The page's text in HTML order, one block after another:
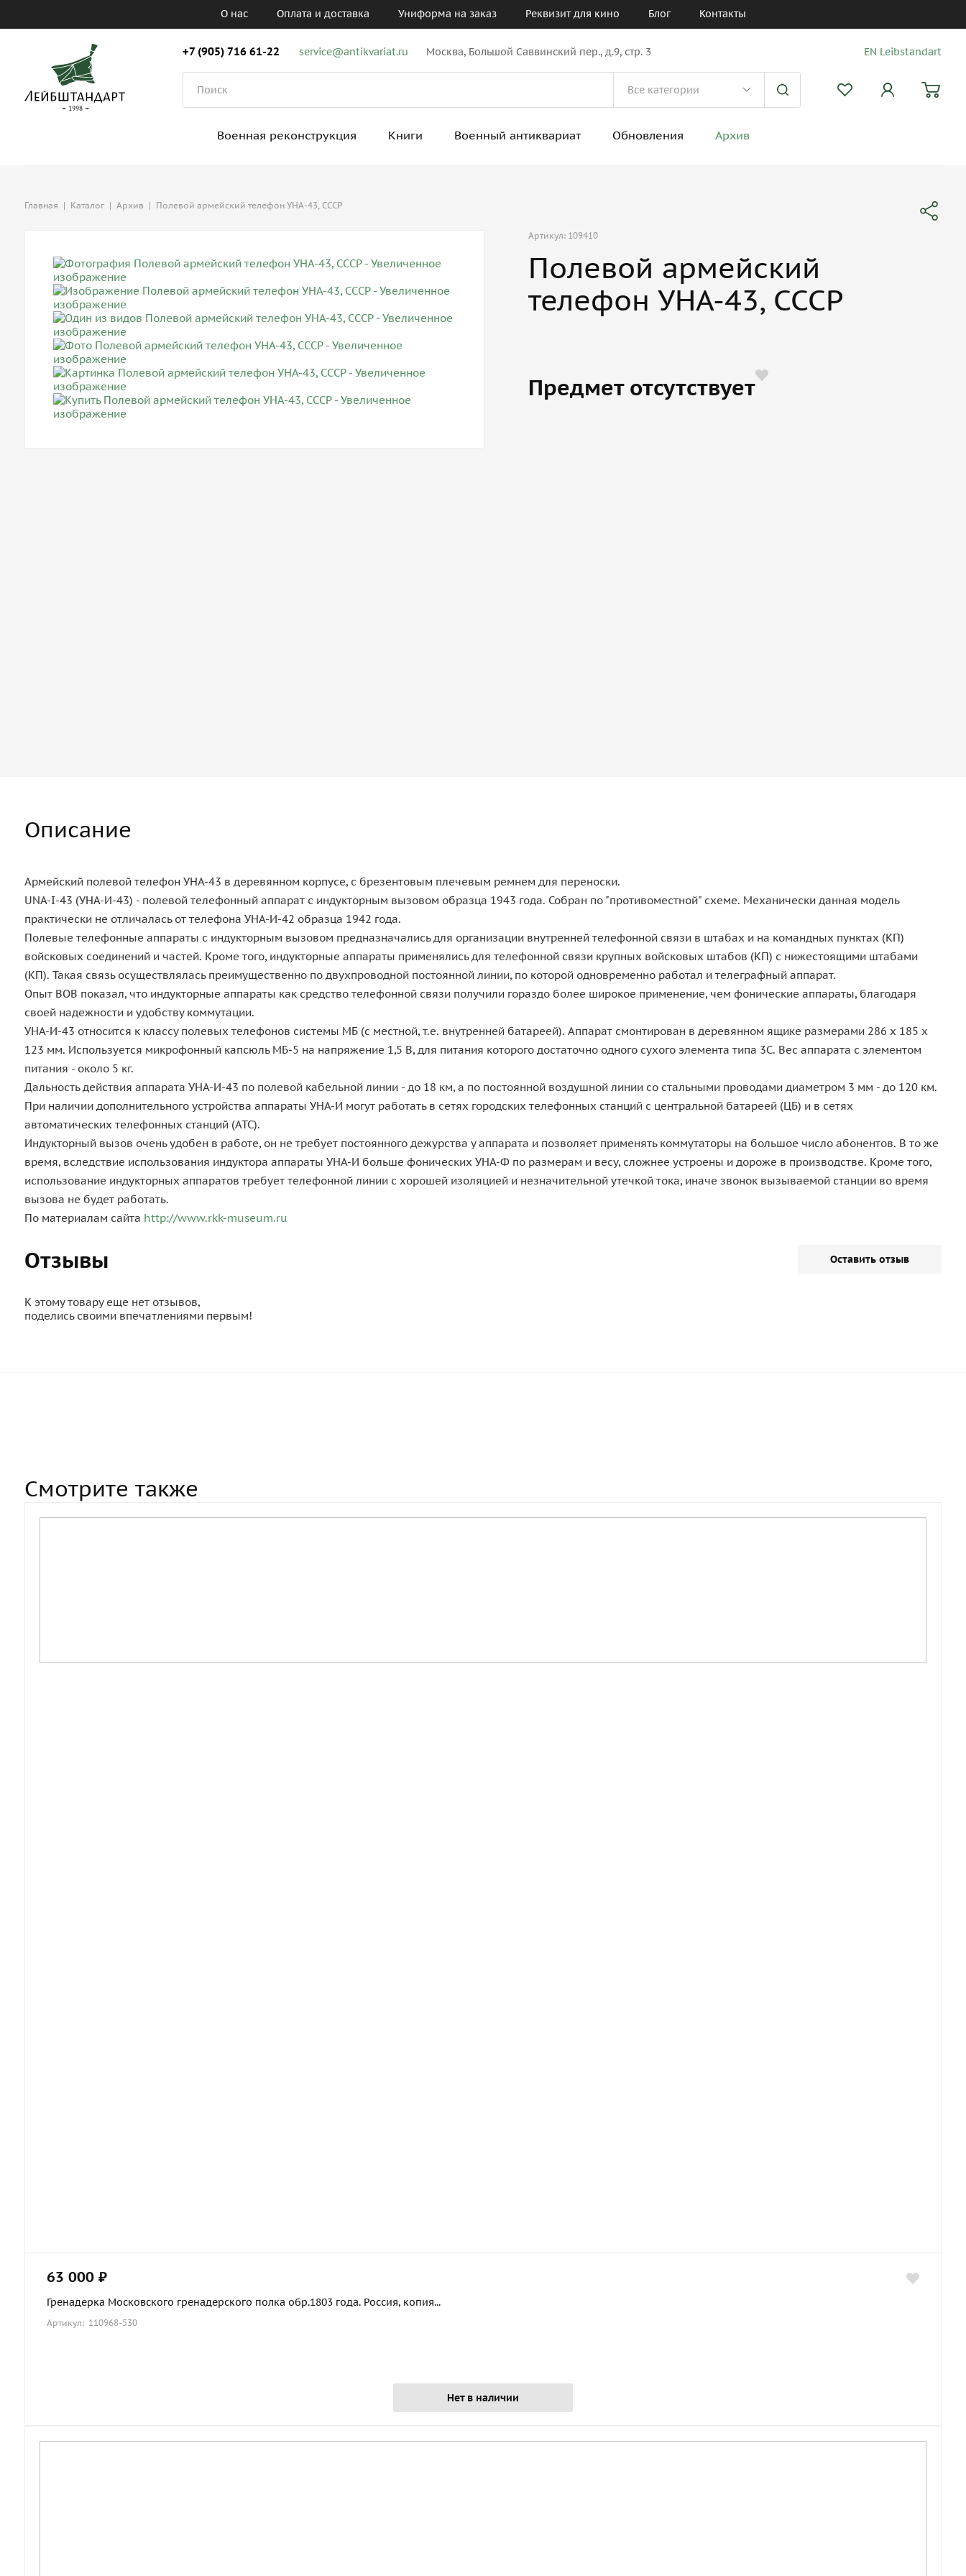
О нас Оплата и доставка Униформа на заказ Реквизит для кино Блог Контакты
+7 (905) 716 61-22 service@antikvariat.ru Москва, Большой Саввинский пер., д.9, стр. 3 EN Leibstandart
Военная реконструкция Книги Военный антиквариат Обновления Архив
Главная | Каталог | Архив | Полевой армейский телефон УНА-43, СССР
Артикул: 109410
Полевой армейский
телефон УНА-43, СССР
Предмет отсутствует
Описание
Армейский полевой телефон УНА-43 в деревянном корпусе, с брезентовым плечевым ремнем для переноски.
UNA-I-43 (УНА-И-43) - полевой телефонный аппарат с индукторным вызовом образца 1943 года. Собран по "противоместной" схеме. Механически данная модель
практически не отличалась от телефона УНА-И-42 образца 1942 года.
Полевые телефонные аппараты с индукторным вызовом предназначались для организации внутренней телефонной связи в штабах и на командных пунктах (КП)
войсковых соединений и частей. Кроме того, индукторные аппараты применялись для телефонной связи крупных войсковых штабов (КП) с нижестоящими штабами
(КП). Такая связь осуществлялась преимущественно по двухпроводной постоянной линии, по которой одновременно работал и телеграфный аппарат.
Опыт ВОВ показал, что индукторные аппараты как средство телефонной связи получили гораздо более широкое применение, чем фонические аппараты, благодаря
своей надежности и удобству коммутации.
УНА-И-43 относится к классу полевых телефонов системы МБ (с местной, т.е. внутренней батареей). Аппарат смонтирован в деревянном ящике размерами 286 х 185 х
123 мм. Используется микрофонный капсюль МБ-5 на напряжение 1,5 В, для питания которого достаточно одного сухого элемента типа 3С. Вес аппарата с элементом
питания - около 5 кг.
Дальность действия аппарата УНА-И-43 по полевой кабельной линии - до 18 км, а по постоянной воздушной линии со стальными проводами диаметром 3 мм - до 120 км.
При наличии дополнительного устройства аппараты УНА-И могут работать в сетях городских телефонных станций с центральной батареей (ЦБ) и в сетях
автоматических телефонных станций (АТС).
Индукторный вызов очень удобен в работе, он не требует постоянного дежурства у аппарата и позволяет применять коммутаторы на большое число абонентов. В то же
время, вследствие использования индуктора аппараты УНА-И больше фонических УНА-Ф по размерам и весу, сложнее устроены и дороже в производстве. Кроме того,
использование индукторных аппаратов требует телефонной линии с хорошей изоляцией и незначительной утечкой тока, иначе звонок вызываемой станции во время
вызова не будет работать.
По материалам сайта http://www.rkk-museum.ru
Отзывы Оставить отзыв
К этому товару еще нет отзывов,
поделись своими впечатлениями первым!
Смотрите также
63 000 ₽
Гренадерка Московского гренадерского полка обр.1803 года. Россия, копия...
Артикул: 110968-530
Нет в наличии